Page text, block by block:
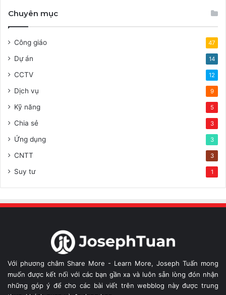
Chuyên mục
Công giáo 47
Dự án 14
CCTV 12
Dịch vụ 9
Kỹ năng 5
Chia sẻ 3
Ứng dụng 3
CNTT 3
Suy tư 1
Với phương châm Share More - Learn More, Joseph Tuấn mong
muốn được kết nối với các bạn gần xa và luôn sẵn lòng đón nhận
những góp ý để cho các bài viết trên webblog này được trung